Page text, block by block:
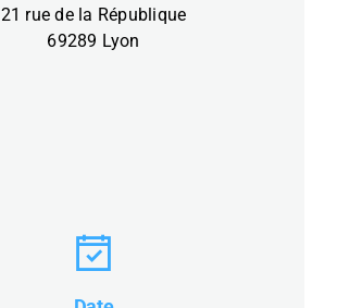
21 rue de la République
69289 Lyon